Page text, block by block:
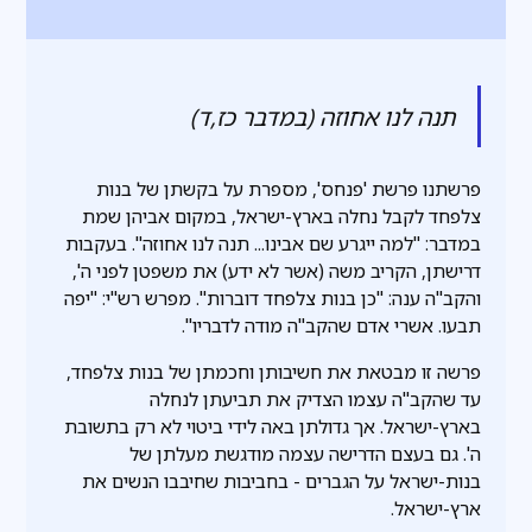
תנה לנו אחוזה (במדבר כז,ד)
פרשתנו פרשת 'פנחס', מספרת על בקשתן של בנות
צלפחד לקבל נחלה בארץ-ישראל, במקום אביהן שמת
במדבר: "למה ייגרע שם אבינו... תנה לנו אחוזה". בעקבות
דרישתן, הקריב משה (אשר לא ידע) את משפטן לפני ה',
והקב"ה ענה: "כן בנות צלפחד דוברות". מפרש רש"י: "יפה
תבעו. אשרי אדם שהקב"ה מודה לדבריו".
פרשה זו מבטאת את חשיבותן וחכמתן של בנות צלפחד,
עד שהקב"ה עצמו הצדיק את תביעתן לנחלה
בארץ-ישראל. אך גדולתן באה לידי ביטוי לא רק בתשובת
ה'. גם בעצם הדרישה עצמה מודגשת מעלתן של
בנות-ישראל על הגברים - בחביבות שחיבבו הנשים את
ארץ-ישראל.